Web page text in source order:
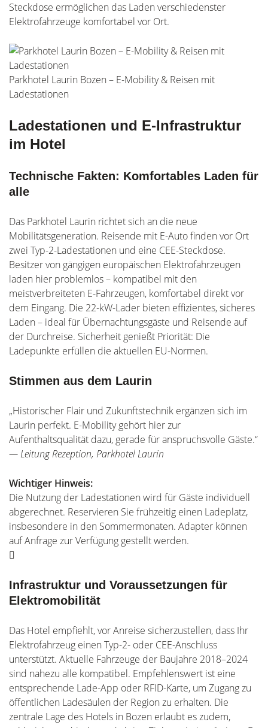
Steckdose ermöglichen das Laden verschiedenster
Elektrofahrzeuge komfortabel vor Ort.
Parkhotel Laurin Bozen – E-Mobility & Reisen mit
Ladestationen
Ladestationen und E-Infrastruktur
im Hotel
Technische Fakten: Komfortables Laden für
alle
Das Parkhotel Laurin richtet sich an die neue
Mobilitätsgeneration. Reisende mit E-Auto finden vor Ort
zwei Typ-2-Ladestationen und eine CEE-Steckdose.
Besitzer von gängigen europäischen Elektrofahrzeugen
laden hier problemlos – kompatibel mit den
meistverbreiteten E-Fahrzeugen, komfortabel direkt vor
dem Eingang. Die 22-kW-Lader bieten effizientes, sicheres
Laden – ideal für Übernachtungsgäste und Reisende auf
der Durchreise. Sicherheit genießt Priorität: Die
Ladepunkte erfüllen die aktuellen EU-Normen.
Stimmen aus dem Laurin
„Historischer Flair und Zukunftstechnik ergänzen sich im
Laurin perfekt. E-Mobility gehört hier zur
Aufenthaltsqualität dazu, gerade für anspruchsvolle Gäste.“
— Leitung Rezeption, Parkhotel Laurin
Wichtiger Hinweis:
Die Nutzung der Ladestationen wird für Gäste individuell
abgerechnet. Reservieren Sie frühzeitig einen Ladeplatz,
insbesondere in den Sommermonaten. Adapter können
auf Anfrage zur Verfügung gestellt werden.
Infrastruktur und Voraussetzungen für
Elektromobilität
Das Hotel empfiehlt, vor Anreise sicherzustellen, dass Ihr
Elektrofahrzeug einen Typ-2- oder CEE-Anschluss
unterstützt. Aktuelle Fahrzeuge der Baujahre 2018–2024
sind nahezu alle kompatibel. Empfehlenswert ist eine
entsprechende Lade-App oder RFID-Karte, um Zugang zu
öffentlichen Ladesäulen der Region zu erhalten. Die
zentrale Lage des Hotels in Bozen erlaubt es zudem,